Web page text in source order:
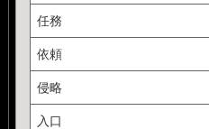
任務
依頼
侵略
入口